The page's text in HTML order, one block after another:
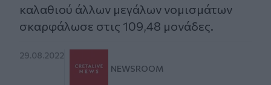
καλαθιού άλλων μεγάλων νομισμάτων
σκαρφάλωσε στις 109,48 μονάδες.
29.08.2022
NEWSROOM